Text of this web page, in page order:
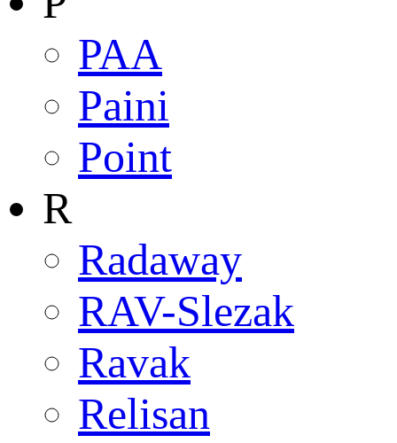
PAA
Paini
Point
R
Radaway
RAV-Slezak
Ravak
Relisan